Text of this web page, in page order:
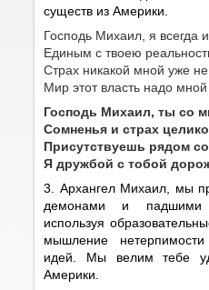
существ из Америки.
Господь Михаил, я всегда
Единым с твоею
Страх никакой мной уже не
Мир этот власть надо
Господь Михаил, ты со
Сомненья и страх
Присутствуешь рядом
Я дружбой с тобой
3. Архангел Михаил, мы
демонами и падшими
используя
мышление
идей. Мы велим тебе
Америки.